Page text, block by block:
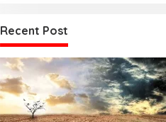
Recent Post